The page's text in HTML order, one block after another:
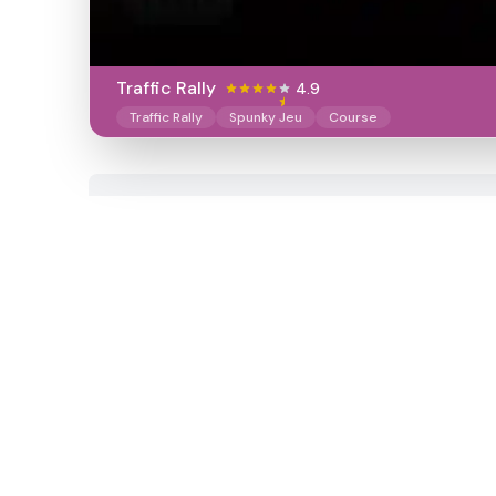
Traffic Rally 4.9
Traffic Rally Spunky Jeu Course